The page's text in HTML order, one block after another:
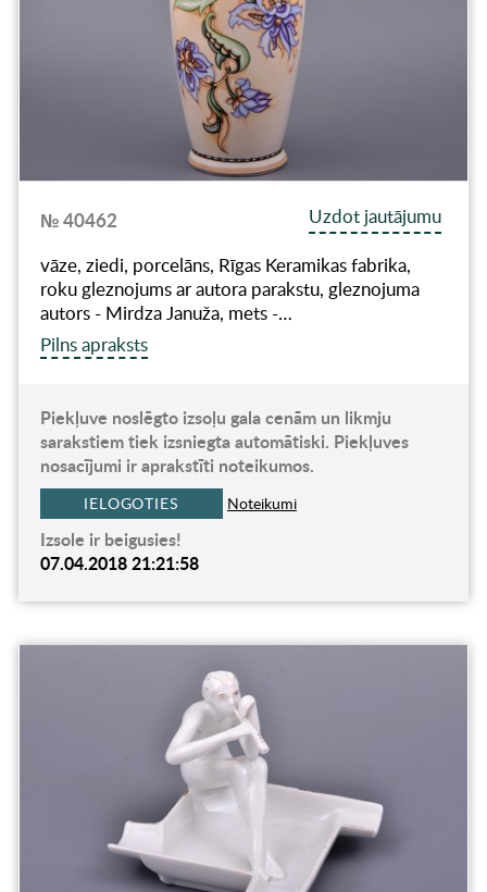
№ 40462
Uzdot jautājumu
vāze, ziedi, porcelāns, Rīgas Keramikas fabrika,
roku gleznojums ar autora parakstu, gleznojuma
autors - Mirdza Januža, mets -…
Pilns apraksts
Piekļuve noslēgto izsoļu gala cenām un likmju
sarakstiem tiek izsniegta automātiski. Piekļuves
nosacījumi ir aprakstīti noteikumos.
IELOGOTIES Noteikumi
Izsole ir beigusies!
07.04.2018 21:21:58